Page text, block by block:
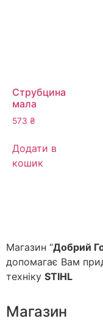
Струбцина
мала
573 ₴
Додати в
кошик
Магазин “Добрий
допомагає Вам
техніку STIHL
Магазин